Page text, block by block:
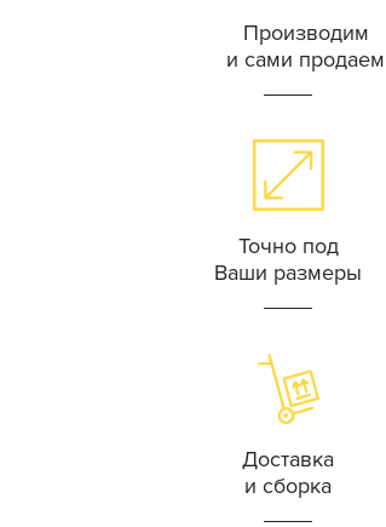
Производим
и сами продаем
Точно под
Ваши размеры
Доставка
и сборка